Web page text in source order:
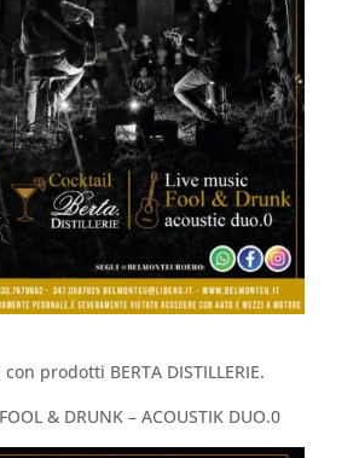
prodotti BERTA DISTILLERIE.
& DRUNK – ACOUSTIK DUO.0